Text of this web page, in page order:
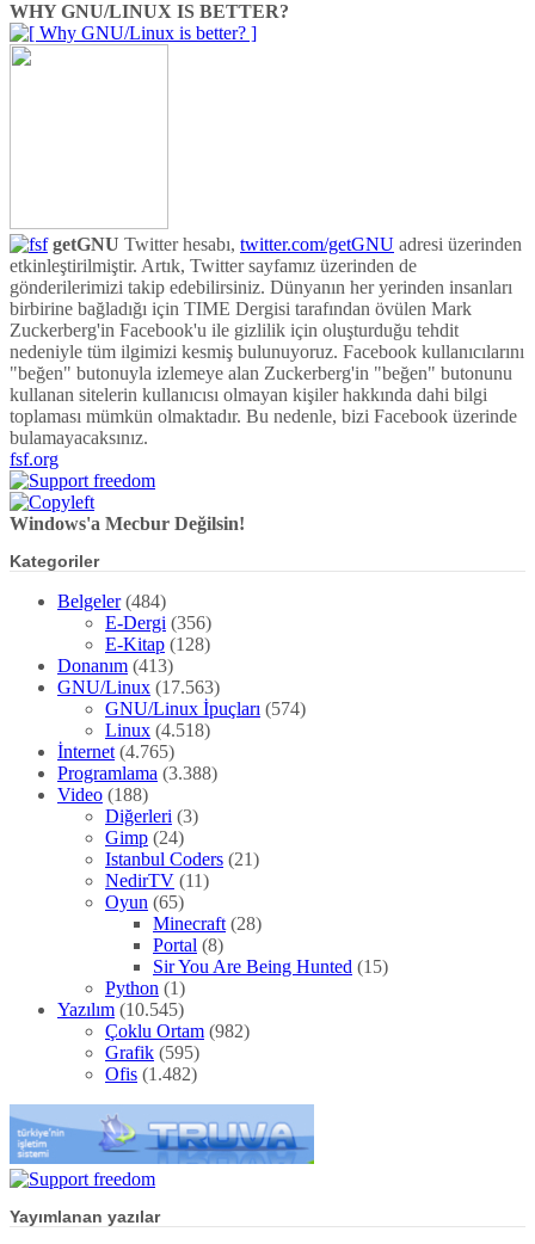
WHY GNU/LINUX IS BETTER?
getGNU Twitter hesabı, twitter.com/getGNU adresi üzerinden
etkinleştirilmiştir. Artık, Twitter sayfamız üzerinden de
gönderilerimizi takip edebilirsiniz. Dünyanın her yerinden insanları
birbirine bağladığı için TIME Dergisi tarafından övülen Mark
Zuckerberg'in Facebook'u ile gizlilik için oluşturduğu tehdit
nedeniyle tüm ilgimizi kesmiş bulunuyoruz. Facebook kullanıcılarını
"beğen" butonuyla izlemeye alan Zuckerberg'in "beğen" butonunu
kullanan sitelerin kullanıcısı olmayan kişiler hakkında dahi bilgi
toplaması mümkün olmaktadır. Bu nedenle, bizi Facebook üzerinde
bulamayacaksınız.
fsf.org
Windows'a Mecbur Değilsin!
Kategoriler
Belgeler(484)
E-Dergi (356)
E-Kitap (128)
Donanım (413)
GNU/Linux (17.563)
GNU/Linux İpuçları (574)
Linux (4.518)
İnternet (4.765)
Programlama (3.388)
Video (188)
Diğerleri (3)
Gimp (24)
Istanbul Coders (21)
NedirTV (11)
Oyun (65)
Minecraft (28)
Portal (8)
Sir You Are Being Hunted (15)
Python (1)
Yazılım (10.545)
Çoklu Ortam (982)
Grafik (595)
Ofis (1.482)
Yayımlanan yazılar